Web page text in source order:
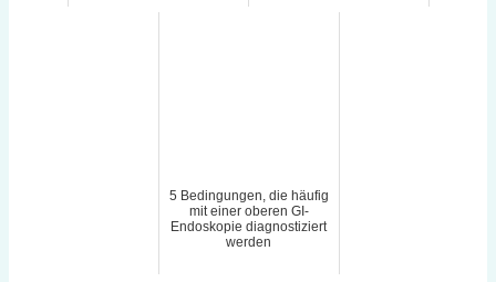
5 Bedingungen, die häufig
mit einer oberen GI-
Endoskopie diagnostiziert
werden